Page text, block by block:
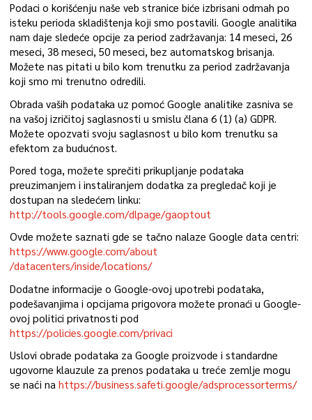
Podaci o korišćenju naše veb stranice biće izbrisani odmah po
isteku perioda skladištenja koji smo postavili. Google analitika
nam daje sledeće opcije za period zadržavanja: 14 meseci, 26
meseci, 38 meseci, 50 meseci, bez automatskog brisanja.
Možete nas pitati u bilo kom trenutku za period zadržavanja
koji smo mi trenutno odredili.
Obrada vaših podataka uz pomoć Google analitike zasniva se
na vašoj izričitoj saglasnosti u smislu člana 6 (1) (a) GDPR.
Možete opozvati svoju saglasnost u bilo kom trenutku sa
efektom za budućnost.
Pored toga, možete sprečiti prikupljanje podataka
preuzimanjem i instaliranjem dodatka za pregledač koji je
dostupan na sledećem linku:
http://tools.google.com/dlpage/gaoptout
Ovde možete saznati gde se tačno nalaze Google data centri:
https://www.google.com/about
/datacenters/inside/locations/
Dodatne informacije o Google-ovoj upotrebi podataka,
podešavanjima i opcijama prigovora možete pronaći u Google-
ovoj politici privatnosti pod
https://policies.google.com/privaci
Uslovi obrade podataka za Google proizvode i standardne
ugovorne klauzule za prenos podataka u treće zemlje mogu
se naći nahttps://business.safeti.google/adsprocessorterms/